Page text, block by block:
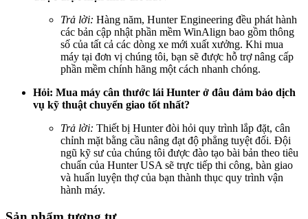
Trả lời: Hàng năm, Hunter Engineering đều phát hành
các bản cập nhật phần mềm WinAlign bao gồm thông
số của tất cả các dòng xe mới xuất xưởng. Khi mua
máy tại đơn vị chúng tôi, bạn sẽ được hỗ trợ nâng cấp
phần mềm chính hãng một cách nhanh chóng.
Hỏi: Mua máy cân thước lái Hunter ở đâu đảm bảo dịch
vụ kỹ thuật chuyển giao tốt nhất?
Trả lời: Thiết bị Hunter đòi hỏi quy trình lắp đặt, cân
chỉnh mặt bằng cầu nâng đạt độ phẳng tuyệt đối. Đội
ngũ kỹ sư của chúng tôi được đào tạo bài bản theo tiêu
chuẩn của Hunter USA sẽ trực tiếp thi công, bàn giao
và huấn luyện thợ của bạn thành thục quy trình vận
hành máy.